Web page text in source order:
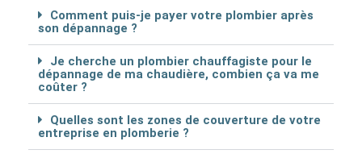
Comment puis-je payer votre plombier après
son dépannage ?
Je cherche un plombier chauffagiste pour le
dépannage de ma chaudière, combien ça va me
coûter ?
Quelles sont les zones de couverture de votre
entreprise en plomberie ?